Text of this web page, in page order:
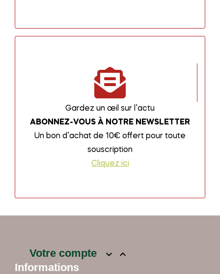
Gardez un œil sur l’actu
ABONNEZ-VOUS À NOTRE NEWSLETTER
Un bon d’achat de 10€ offert pour toute
souscription
Cliquez ici
Votre compte  
Informations